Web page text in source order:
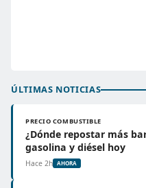
ÚLTIMAS NOTICIAS
PRECIO COMBUSTIBLE
¿Dónde repostar más
gasolina y diésel hoy
Hace 2h AHORA